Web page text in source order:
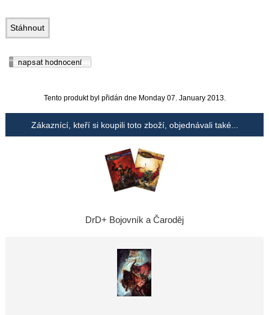
Tento produkt byl přidán dne Monday 07. January 2013.
Zákaznící, kteří si koupili toto zboží, objednávali také...
DrD+ Bojovník a Čaroděj